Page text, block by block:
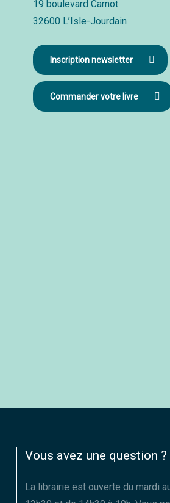
19 boulevard Carnot
32600 L’Isle-Jourdain
Inscription newsletter
Commander votre livre
Vous avez une question ?
La librairie est ouverte du mardi